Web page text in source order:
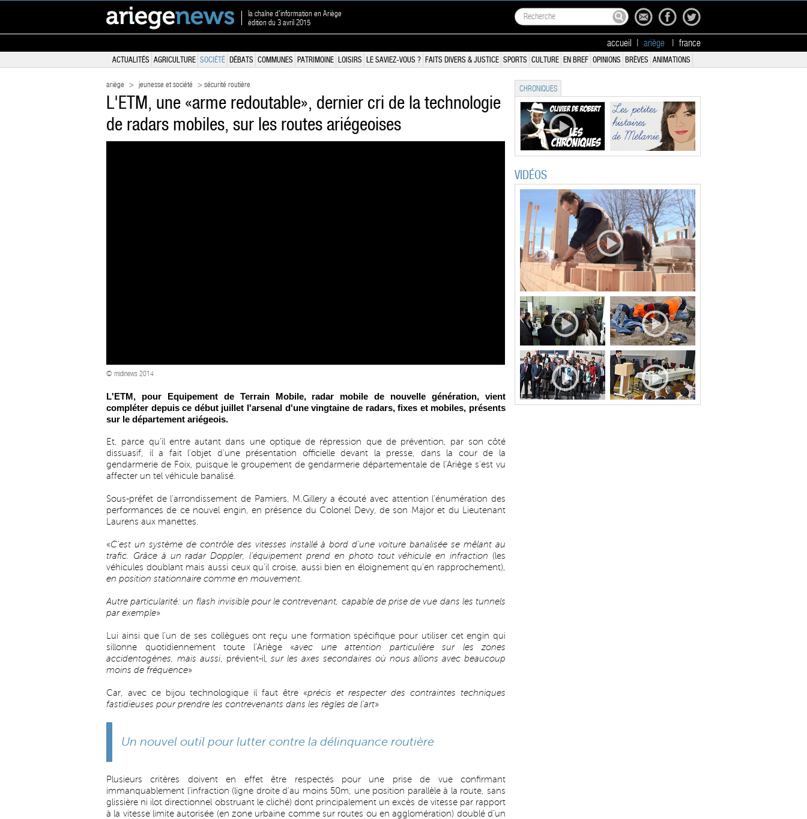
la chaîne d'information en Ariège
édition du 3 avril 2015
accueil ariège france
ACTUALITÉS AGRICULTURE SOCIÉTÉ DÉBATS COMMUNES PATRIMOINE LOISIRS LE SAVIEZ-VOUS ? FAITS DIVERS & JUSTICE SPORTS CULTURE EN BREF OPINIONS BRÈVES ANIMATIONS
ariège > jeunesse et société > sécurité routière
L'ETM, une «arme redoutable», dernier cri de la technologie
de radars mobiles, sur les routes ariégeoises
© midinews 2014
L'ETM, pour Equipement de Terrain Mobile, radar mobile de nouvelle génération, vient
compléter depuis ce début juillet l'arsenal d'une vingtaine de radars, fixes et mobiles, présents
sur le département ariégeois.
Et, parce qu’il entre autant dans une optique de répression que de prévention, par son côté
dissuasif, il a fait l'objet d'une présentation officielle devant la presse, dans la cour de la
gendarmerie de Foix, puisque le groupement de gendarmerie départementale de l'Ariège s'est vu
affecter un tel véhicule banalisé.
Sous-préfet de l'arrondissement de Pamiers, M.Gillery a écouté avec attention l'énumération des
performances de ce nouvel engin, en présence du Colonel Devy, de son Major et du Lieutenant
Laurens aux manettes.
«C'est un système de contrôle des vitesses installé à bord d'une voiture banalisée se mêlant au
trafic. Grâce à un radar Doppler, l'équipement prend en photo tout véhicule en infraction (les
véhicules doublant mais aussi ceux qu'il croise, aussi bien en éloignement qu'en rapprochement),
en position stationnaire comme en mouvement.
Autre particularité: un flash invisible pour le contrevenant, capable de prise de vue dans les tunnels
par exemple»
Lui ainsi que l'un de ses collègues ont reçu une formation spécifique pour utiliser cet engin qui
sillonne quotidiennement toute l'Ariège «avec une attention particulière sur les zones
accidentogènes, mais aussi, prévient-il,sur les axes secondaires où nous allions avec beaucoup
moins de fréquence»
Car, avec ce bijou technologique il faut être «précis et respecter des contraintes techniques
fastidieuses pour prendre les contrevenants dans les règles de l'art»
Un nouvel outil pour lutter contre la délinquance routière
Plusieurs critères doivent en effet être respectés pour une prise de vue confirmant
immanquablement l'infraction (ligne droite d'au moins 50m, une position parallèle à la route, sans
glissière ni ilot directionnel obstruant le cliché) dont principalement un excès de vitesse par rapport
à la vitesse limite autorisée (en zone urbaine comme sur routes ou en agglomération) doublé d'un
CHRONIQUES
VIDÉOS